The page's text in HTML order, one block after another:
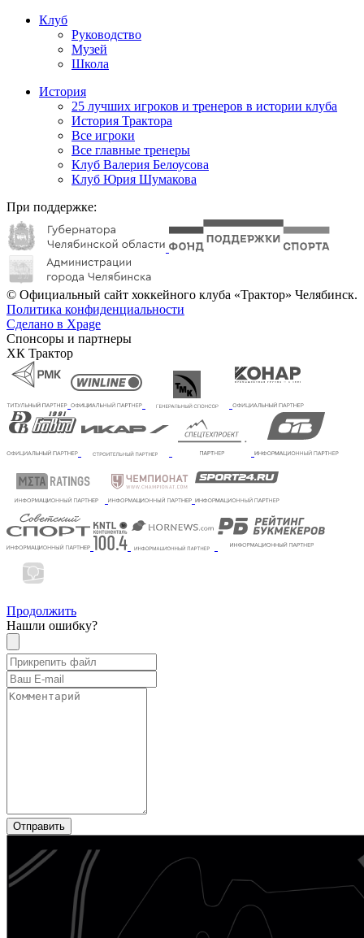
Клуб
Руководство
Музей
Школа
История
25 лучших игроков и тренеров в истории клуба
История Трактора
Все игроки
Все главные тренеры
Клуб Валерия Белоусова
Клуб Юрия Шумакова
При поддержке:
© Официальный сайт хоккейного клуба «Трактор» Челябинск.
Политика конфиденциальности
Сделано в Xpage
Спонсоры и партнеры
ХК Трактор
Продолжить
Нашли ошибку?